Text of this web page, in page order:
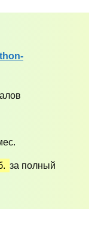
за полный